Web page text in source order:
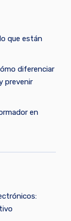
que están
diferenciar
prevenir
en